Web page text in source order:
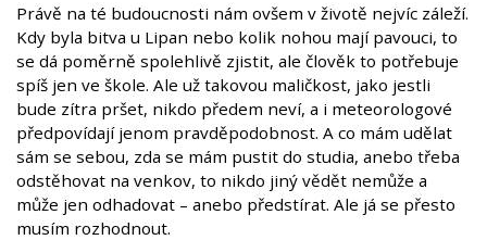
Právě na té budoucnosti nám ovšem v životě nejvíc záleží.
Kdy byla bitva u Lipan nebo kolik nohou mají pavouci, to
se dá poměrně spolehlivě zjistit, ale člověk to potřebuje
spíš jen ve škole. Ale už takovou maličkost, jako jestli
bude zítra pršet, nikdo předem neví, a i meteorologové
předpovídají jenom pravděpodobnost. A co mám udělat
sám se sebou, zda se mám pustit do studia, anebo třeba
odstěhovat na venkov, to nikdo jiný vědět nemůže a
může jen odhadovat – anebo předstírat. Ale já se přesto
musím rozhodnout.